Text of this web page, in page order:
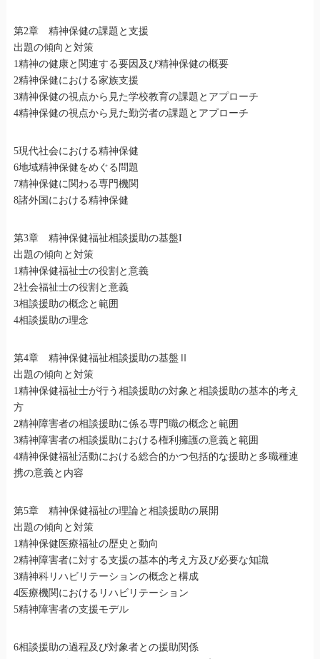
第2章 精神保健の課題と支援
出題の傾向と対策
1精神の健康と関連する要因及び精神保健の概要
2精神保健における家族支援
3精神保健の視点から見た学校教育の課題とアプローチ
4精神保健の視点から見た勤労者の課題とアプローチ
5現代社会における精神保健
6地域精神保健をめぐる問題
7精神保健に関わる専門機関
8諸外国における精神保健
第3章 精神保健福祉相談援助の基盤I
出題の傾向と対策
1精神保健福祉士の役割と意義
2社会福祉士の役割と意義
3相談援助の概念と範囲
4相談援助の理念
第4章 精神保健福祉相談援助の基盤Ⅱ
出題の傾向と対策
1精神保健福祉士が行う相談援助の対象と相談援助の基本的考え
方
2精神障害者の相談援助に係る専門職の概念と範囲
3精神障害者の相談援助における権利擁護の意義と範囲
4精神保健福祉活動における総合的かつ包括的な援助と多職種連
携の意義と内容
第5章 精神保健福祉の理論と相談援助の展開
出題の傾向と対策
1精神保健医療福祉の歴史と動向
2精神障害者に対する支援の基本的考え方及び必要な知識
3精神科リハビリテーションの概念と構成
4医療機関におけるリハビリテーション
5精神障害者の支援モデル
6相談援助の過程及び対象者との援助関係